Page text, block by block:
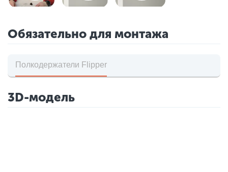
Обязательно для монтажа
Полкодержатели Flipper
3D-модель